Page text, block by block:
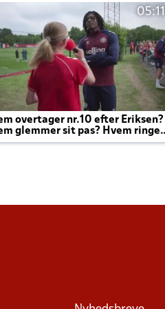
05:11
overtager nr.10 efter Eriksen?
glemmer sit pas? Hvem ringer
altid til efter kampe?